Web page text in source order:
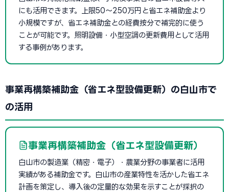
にも活用できます。上限50〜250万円と省エネ補助金より
小規模ですが、省エネ補助金との経費按分で補完的に使う
ことが可能です。照明設備・小型空調の更新費用として活用
する事例があります。
事業再構築補助金（省エネ型設備更新）の白山市で
の活用
事業再構築補助金（省エネ型設備更新）
白山市の製造業（精密・電子）・農業分野の事業者に活用
実績がある補助金です。白山市の産業特性を活かした省エネ
計画を策定し、導入後の定量的な効果を示すことが採択の